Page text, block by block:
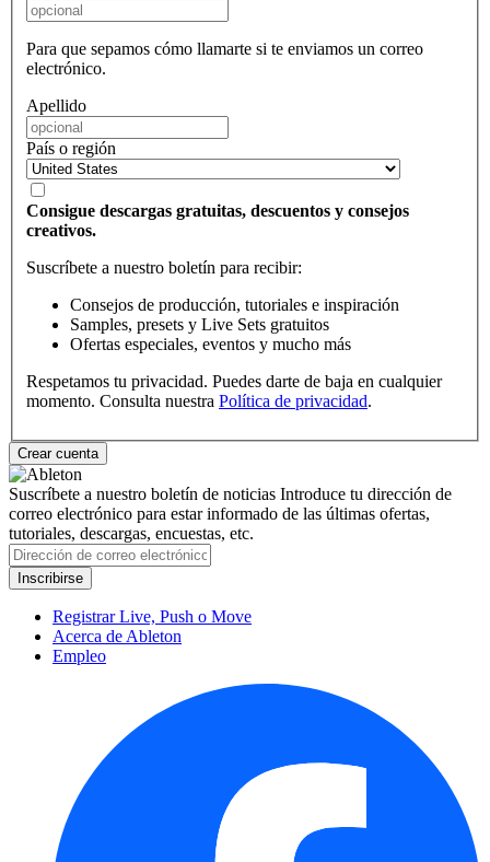
Para que sepamos cómo llamarte si te enviamos un correo
electrónico.
Apellido
País o región
Consigue descargas gratuitas, descuentos y consejos
creativos.
Suscríbete a nuestro boletín para recibir:
Consejos de producción, tutoriales e inspiración
Samples, presets y Live Sets gratuitos
Ofertas especiales, eventos y mucho más
Respetamos tu privacidad. Puedes darte de baja en cualquier
momento. Consulta nuestra Política de privacidad.
Suscríbete a nuestro boletín de noticias Introduce tu dirección de
correo electrónico para estar informado de las últimas ofertas,
tutoriales, descargas, encuestas, etc.
Registrar Live, Push o Move
Acerca de Ableton
Empleo